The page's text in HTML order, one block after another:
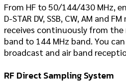
From HF to 50/144/430 MHz,
D-STAR DV, SSB, CW, AM and
receives continuously from
band to 144 MHz band. You
broadcast and air band
RF Direct Sampling System